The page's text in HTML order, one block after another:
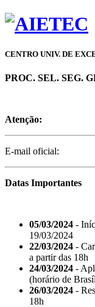
CENTRO UNIV. DE
PROC. SEL. SEG.
Atenção:
E-mail oficial:
Datas Importantes
05/03/2024 -
19/03/2024
22/03/2024 -
a partir das 18h
24/03/2024 -
(horário de
26/03/2024 -
18h